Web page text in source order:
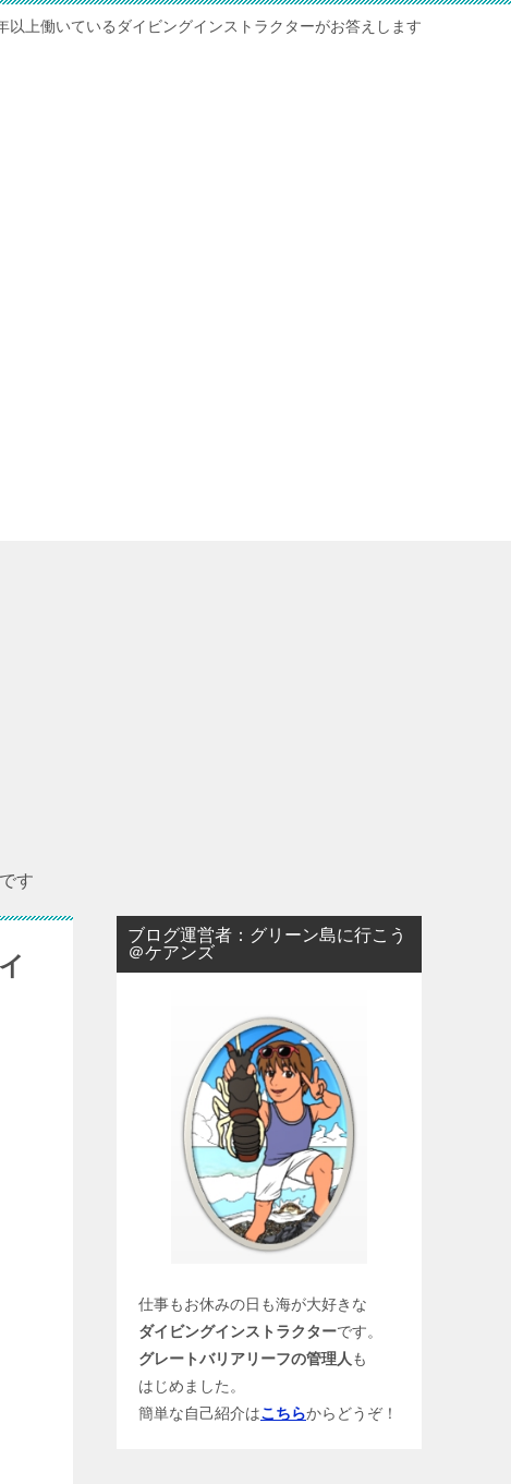
以上働いているダイビングインストラクターがお答えします
す
ブログ運営者：グリーン島に行こう
＠ケアンズ
仕事もお休みの日も海が大好きな
ダイビングインストラクターです。
グレートバリアリーフの管理人 も
はじめました。
簡単な自己紹介はこちらからどうぞ！